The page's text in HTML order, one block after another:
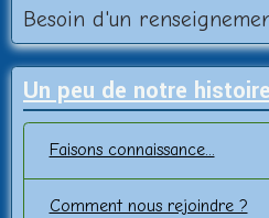
Besoin d'un
Un peu de notre
Faisons connaissance...
Comment nous rejoindre ?